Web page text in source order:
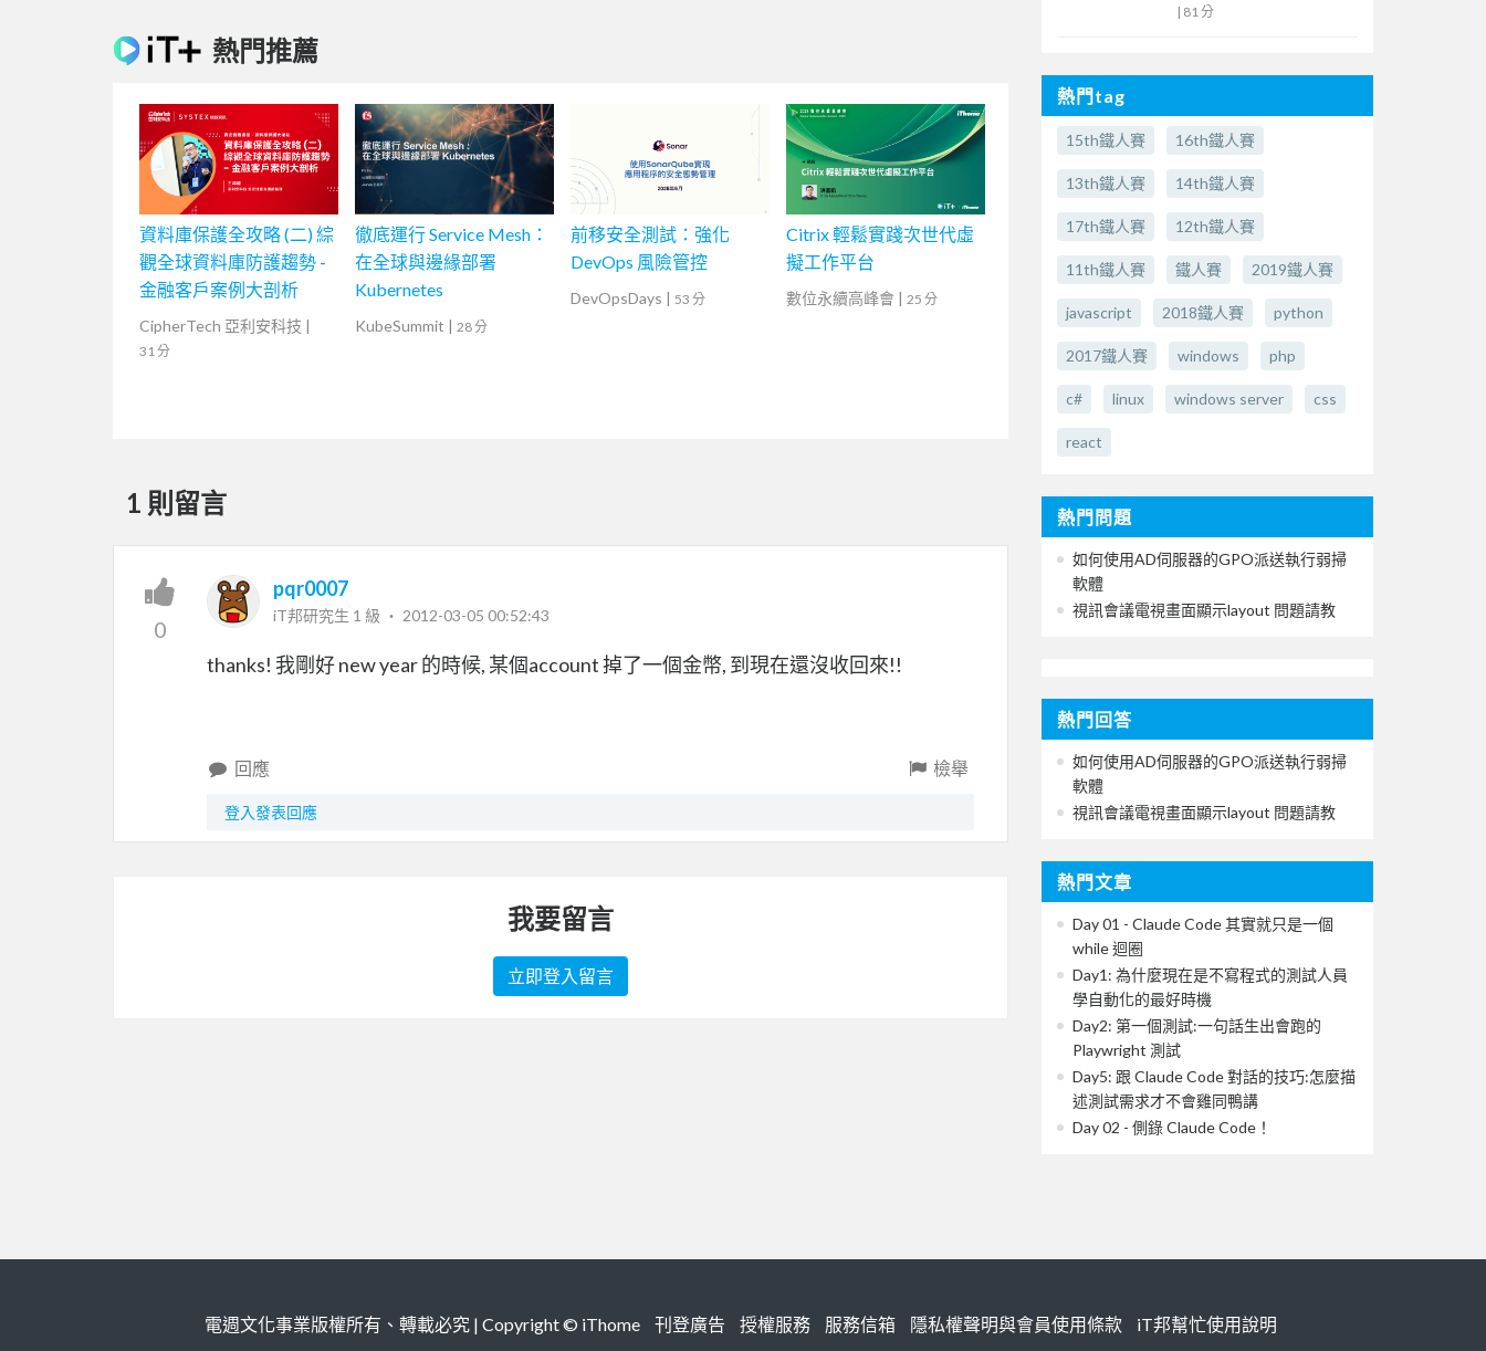
熱門推薦
資料庫保護全攻略 (二) 綜
觀全球資料庫防護趨勢 -
金融客戶案例大剖析
CipherTech 亞利安科技 |
31 分
徹底運行 Service Mesh：
在全球與邊緣部署
Kubernetes
KubeSummit | 28 分
前移安全測試：強化
DevOps 風險管控
DevOpsDays | 53 分
Citrix 輕鬆實踐次世代虛
擬工作平台
數位永續高峰會 | 25 分
1 則留言
0
pqr0007
iT邦研究生 1 級 ‧ 2012-03-05 00:52:43
thanks! 我剛好 new year 的時候, 某個account 掉了一個金幣, 到現在還沒收回來!!
回應 檢舉
登入發表回應
我要留言
立即登入留言
| 81 分
熱門tag
15th鐵人賽 16th鐵人賽
13th鐵人賽 14th鐵人賽
17th鐵人賽 12th鐵人賽
11th鐵人賽 鐵人賽 2019鐵人賽
javascript 2018鐵人賽 python
2017鐵人賽 windows php
c# linux windows server css
react
熱門問題
如何使用AD伺服器的GPO派送執行弱掃
軟體
視訊會議電視畫面顯示layout 問題請教
熱門回答
如何使用AD伺服器的GPO派送執行弱掃
軟體
視訊會議電視畫面顯示layout 問題請教
熱門文章
Day 01 - Claude Code 其實就只是一個
while 迴圈
Day1: 為什麼現在是不寫程式的測試人員
學自動化的最好時機
Day2: 第一個測試:一句話生出會跑的
Playwright 測試
Day5: 跟 Claude Code 對話的技巧:怎麼描
述測試需求才不會雞同鴨講
Day 02 - 側錄 Claude Code！
電週文化事業版權所有、轉載必究 | Copyright © iThome 刊登廣告 授權服務 服務信箱 隱私權聲明與會員使用條款 iT邦幫忙使用說明